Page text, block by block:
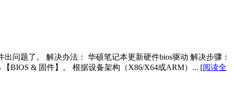
问题了。 解决办法： 华硕笔记本更新硬件bios驱动 解决步骤：
BIOS & 固件】。 根据设备架构（X86/X64或ARM）... [阅读全